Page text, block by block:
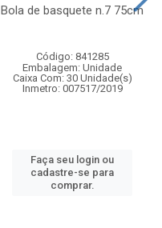
Bola de basquete n.7 75cm
Código: 841285
Embalagem: Unidade
Caixa Com: 30 Unidade(s)
Inmetro: 007517/2019
Faça seu login ou
cadastre-se para
comprar.